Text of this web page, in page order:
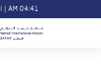
04:41 AM